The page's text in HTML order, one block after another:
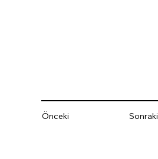
Önceki Sonraki